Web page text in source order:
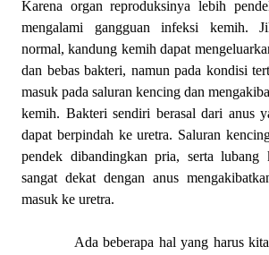
Karena organ reproduksinya lebih
mengalami gangguan infeksi kemih.
normal, kandung kemih dapat
dan bebas bakteri, namun pada kondisi
masuk pada saluran kencing dan
kemih. Bakteri sendiri berasal dari anus
dapat berpindah ke uretra. Saluran
pendek dibandingkan pria, serta lubang
sangat dekat dengan anus
masuk ke uretra.
Ada beberapa hal yang harus kita